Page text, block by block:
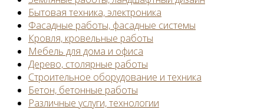
Бытовая техника, электроника
Фасадные работы, фасадные системы
Кровля, кровельные работы
Мебель для дома и офиса
Дерево, столярные работы
Строительное оборудование и техника
Бетон, бетонные работы
Различные услуги, технологии